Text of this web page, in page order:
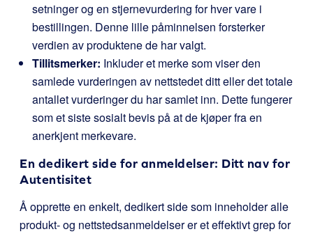
setninger og en stjernevurdering for hver vare i
bestillingen. Denne lille påminnelsen forsterker
verdien av produktene de har valgt.
Tillitsmerker: Inkluder et merke som viser den
samlede vurderingen av nettstedet ditt eller det totale
antallet vurderinger du har samlet inn. Dette fungerer
som et siste sosialt bevis på at de kjøper fra en
anerkjent merkevare.
En dedikert side for anmeldelser: Ditt nav for
Autentisitet
Å opprette en enkelt, dedikert side som inneholder alle
produkt- og nettstedsanmeldelser er et effektivt grep for